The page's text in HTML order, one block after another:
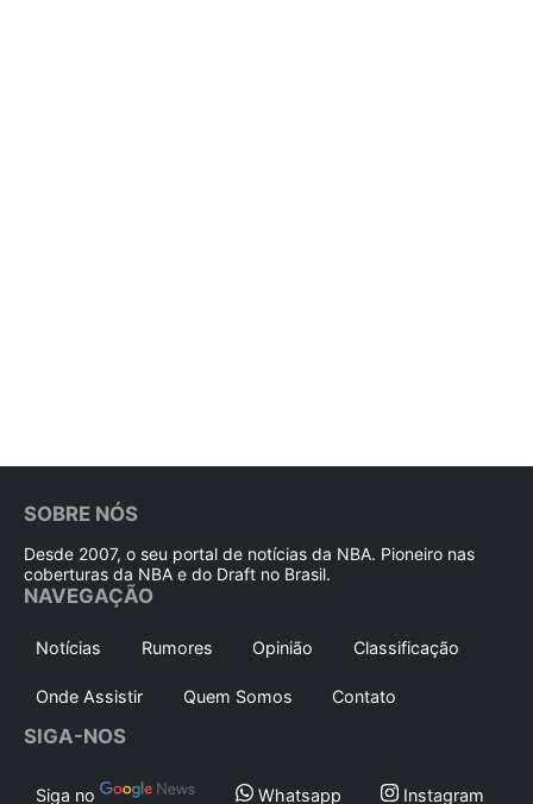
SOBRE NÓS
Desde 2007, o seu portal de notícias da NBA. Pioneiro nas
coberturas da NBA e do Draft no Brasil.
NAVEGAÇÃO
Notícias Rumores Opinião Classificação
Onde Assistir Quem Somos Contato
SIGA-NOS
Siga no Whatsapp Instagram